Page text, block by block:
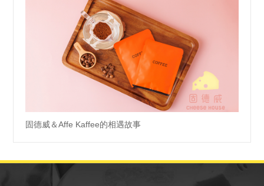
固德威＆Affe Kaffee的相遇故事